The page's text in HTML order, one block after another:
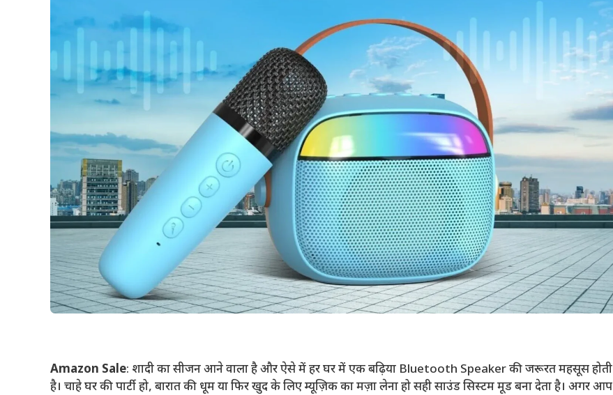
Amazon Sale: शादी का सीजन आने वाला है और ऐसे में हर घर में एक बढ़िया Bluetooth Speaker की जरूरत महसूस होती
है। चाहे घर की पार्टी हो, बारात की धूम या फिर खुद के लिए म्यूज़िक का मज़ा लेना हो सही साउंड सिस्टम मूड बना देता है। अगर आप